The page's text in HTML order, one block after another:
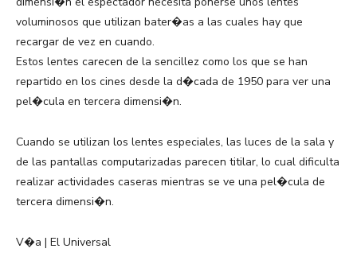
voluminosos que utilizan bater�as a las cuales hay que
recargar de vez en cuando.
Estos lentes carecen de la sencillez como los que se han
repartido en los cines desde la d�cada de 1950 para ver una
pel�cula en tercera dimensi�n.
Cuando se utilizan los lentes especiales, las luces de la sala y
de las pantallas computarizadas parecen titilar, lo cual dificulta
realizar actividades caseras mientras se ve una pel�cula de
tercera dimensi�n.
V�a | El Universal